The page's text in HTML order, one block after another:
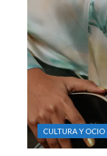
CULTURA Y OCIO